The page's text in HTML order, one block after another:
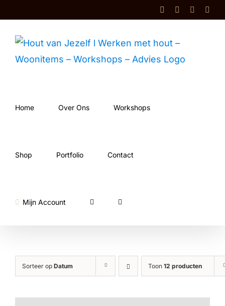
inhoud
FacebookInstagram
Shop
Home Over Ons Workshops
Shop Portfolio Contact
Mijn Account
Sorteer op Datum Toon 12 producten